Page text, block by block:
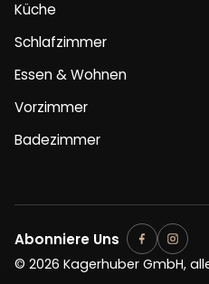
Küche
Schlafzimmer
Essen & Wohnen
Vorzimmer
Badezimmer
Abonniere Uns
© 2026 Kagerhuber GmbH,